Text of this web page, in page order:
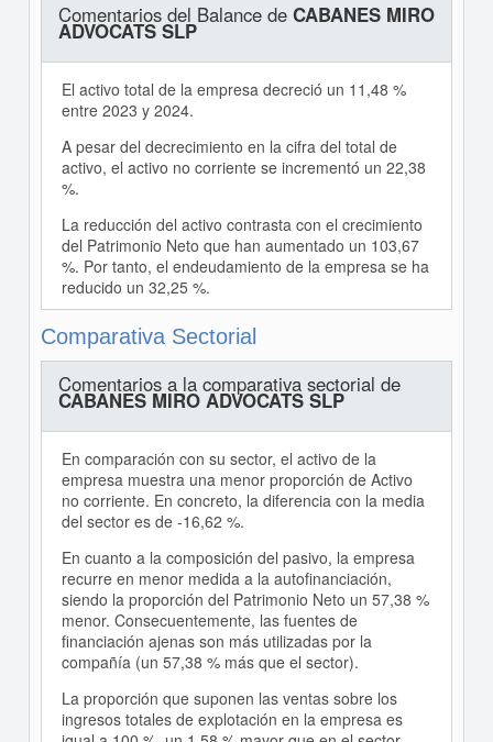
Comentarios del Balance de CABANES MIRO
ADVOCATS SLP
El activo total de la empresa decreció un 11,48 %
entre 2023 y 2024.
A pesar del decrecimiento en la cifra del total de
activo, el activo no corriente se incrementó un 22,38
%.
La reducción del activo contrasta con el crecimiento
del Patrimonio Neto que han aumentado un 103,67
%. Por tanto, el endeudamiento de la empresa se ha
reducido un 32,25 %.
Comparativa Sectorial
Comentarios a la comparativa sectorial de
CABANES MIRO ADVOCATS SLP
En comparación con su sector, el activo de la
empresa muestra una menor proporción de Activo
no corriente. En concreto, la diferencia con la media
del sector es de -16,62 %.
En cuanto a la composición del pasivo, la empresa
recurre en menor medida a la autofinanciación,
siendo la proporción del Patrimonio Neto un 57,38 %
menor. Consecuentemente, las fuentes de
financiación ajenas son más utilizadas por la
compañía (un 57,38 % más que el sector).
La proporción que suponen las ventas sobre los
ingresos totales de explotación en la empresa es